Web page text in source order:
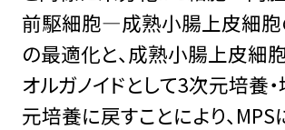
前駆細胞―成熟小腸上皮細胞
の最適化と、成熟小腸上皮細
オルガノイドとして3次元培養・
元培養に戻すことにより、